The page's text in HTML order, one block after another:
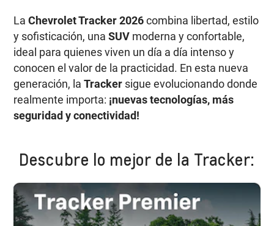
LaChevrolet Tracker 2026combina libertad, estilo
y sofisticación, unaSUV moderna y confortable,
ideal para quienes viven un día a día intenso y
conocen el valor de la practicidad. En esta nueva
generación, laTracker sigue evolucionando donde
realmente importa: ¡nuevas tecnologías, más
seguridad y conectividad!
Descubre lo mejor de la Tracker: